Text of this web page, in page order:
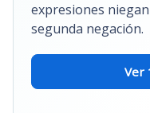
expresiones
segunda negación.
Ver